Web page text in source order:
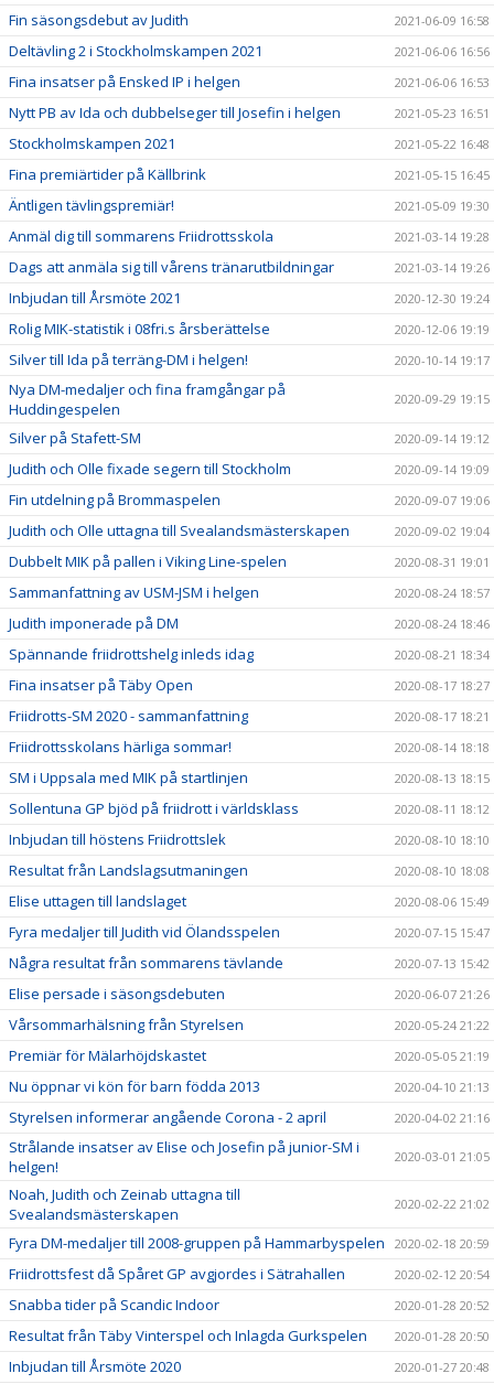
Fin säsongsdebut av Judith 2021-06-09 16:58
Deltävling 2 i Stockholmskampen 2021 2021-06-06 16:56
Fina insatser på Ensked IP i helgen 2021-06-06 16:53
Nytt PB av Ida och dubbelseger till Josefin i helgen 2021-05-23 16:51
Stockholmskampen 2021 2021-05-22 16:48
Fina premiärtider på Källbrink 2021-05-15 16:45
Äntligen tävlingspremiär! 2021-05-09 19:30
Anmäl dig till sommarens Friidrottsskola 2021-03-14 19:28
Dags att anmäla sig till vårens tränarutbildningar 2021-03-14 19:26
Inbjudan till Årsmöte 2021 2020-12-30 19:24
Rolig MIK-statistik i 08fri.s årsberättelse 2020-12-06 19:19
Silver till Ida på terräng-DM i helgen! 2020-10-14 19:17
Nya DM-medaljer och fina framgångar på
Huddingespelen
2020-09-29 19:15
Silver på Stafett-SM 2020-09-14 19:12
Judith och Olle fixade segern till Stockholm 2020-09-14 19:09
Fin utdelning på Brommaspelen 2020-09-07 19:06
Judith och Olle uttagna till Svealandsmästerskapen 2020-09-02 19:04
Dubbelt MIK på pallen i Viking Line-spelen 2020-08-31 19:01
Sammanfattning av USM-JSM i helgen 2020-08-24 18:57
Judith imponerade på DM 2020-08-24 18:46
Spännande friidrottshelg inleds idag 2020-08-21 18:34
Fina insatser på Täby Open 2020-08-17 18:27
Friidrotts-SM 2020 - sammanfattning 2020-08-17 18:21
Friidrottsskolans härliga sommar! 2020-08-14 18:18
SM i Uppsala med MIK på startlinjen 2020-08-13 18:15
Sollentuna GP bjöd på friidrott i världsklass 2020-08-11 18:12
Inbjudan till höstens Friidrottslek 2020-08-10 18:10
Resultat från Landslagsutmaningen 2020-08-10 18:08
Elise uttagen till landslaget 2020-08-06 15:49
Fyra medaljer till Judith vid Ölandsspelen 2020-07-15 15:47
Några resultat från sommarens tävlande 2020-07-13 15:42
Elise persade i säsongsdebuten 2020-06-07 21:26
Vårsommarhälsning från Styrelsen 2020-05-24 21:22
Premiär för Mälarhöjdskastet 2020-05-05 21:19
Nu öppnar vi kön för barn födda 2013 2020-04-10 21:13
Styrelsen informerar angående Corona - 2 april 2020-04-02 21:16
Strålande insatser av Elise och Josefin på junior-SM i
helgen!
2020-03-01 21:05
Noah, Judith och Zeinab uttagna till
Svealandsmästerskapen
2020-02-22 21:02
Fyra DM-medaljer till 2008-gruppen på Hammarbyspelen 2020-02-18 20:59
Friidrottsfest då Spåret GP avgjordes i Sätrahallen 2020-02-12 20:54
Snabba tider på Scandic Indoor 2020-01-28 20:52
Resultat från Täby Vinterspel och Inlagda Gurkspelen 2020-01-28 20:50
Inbjudan till Årsmöte 2020 2020-01-27 20:48